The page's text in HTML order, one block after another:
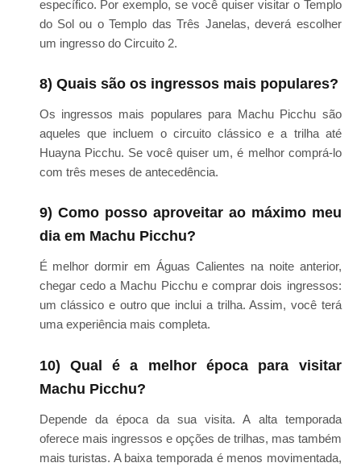
específico. Por exemplo, se você quiser visitar o Templo
do Sol ou o Templo das Três Janelas, deverá escolher
um ingresso do Circuito 2.
8) Quais são os ingressos mais populares?
Os ingressos mais populares para Machu Picchu são
aqueles que incluem o circuito clássico e a trilha até
Huayna Picchu. Se você quiser um, é melhor comprá-lo
com três meses de antecedência.
9) Como posso aproveitar ao máximo meu
dia em Machu Picchu?
É melhor dormir em Águas Calientes na noite anterior,
chegar cedo a Machu Picchu e comprar dois ingressos:
um clássico e outro que inclui a trilha. Assim, você terá
uma experiência mais completa.
10) Qual é a melhor época para visitar
Machu Picchu?
Depende da época da sua visita. A alta temporada
oferece mais ingressos e opções de trilhas, mas também
mais turistas. A baixa temporada é menos movimentada,